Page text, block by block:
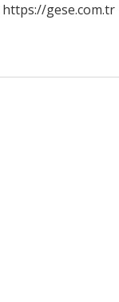
https://gese.com.tr